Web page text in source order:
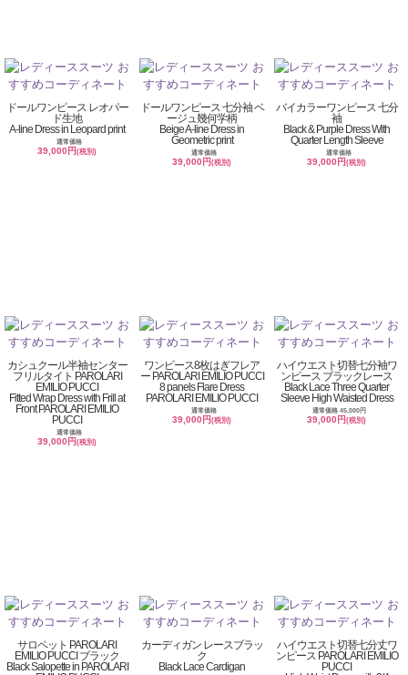
ドールワンピース レオパー
ド生地
A-line Dress in Leopard print
通常価格
39,000円(税別)
ドールワンピース 七分袖 ベ
ージュ幾何学柄
Beige A-line Dress in
Geometric print
通常価格
39,000円(税別)
バイカラーワンピース 七分
袖
Black & Purple Dress With
Quarter Length Sleeve
通常価格
39,000円(税別)
カシュクール半袖センター
フリルタイト PAROLARI
EMILIO PUCCI
Fitted Wrap Dress with Frill at
Front PAROLARI EMILIO
PUCCI
通常価格
39,000円(税別)
ワンピース8枚はぎフレア
ー PAROLARI EMILIO PUCCI
8 panels Flare Dress
PAROLARI EMILIO PUCCI
通常価格
39,000円(税別)
ハイウエスト切替七分袖ワ
ンピース ブラックレース
Black Lace Three Quarter
Sleeve High Waisted Dress
通常価格 45,000円
39,000円(税別)
サロペット PAROLARI
EMILIO PUCCI ブラック
Black Salopette in PAROLARI
カーディガン レースブラッ
ク
Black Lace Cardigan
ハイウエスト切替七分丈ワ
ンピース PAROLARI EMILIO
PUCCI